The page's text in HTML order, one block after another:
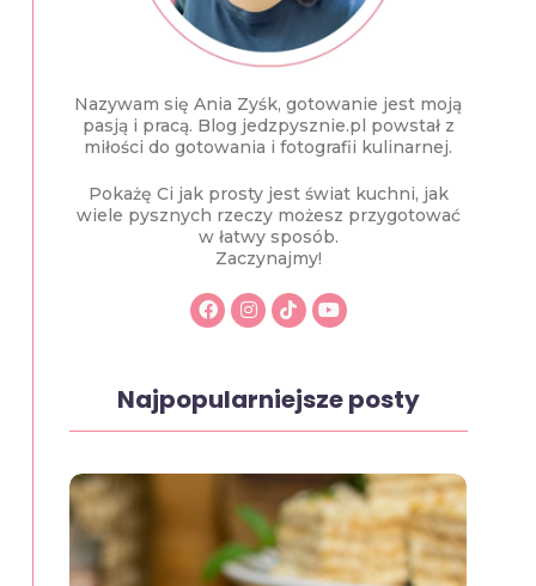
Nazywam się Ania Zyśk, gotowanie jest moją
pasją i pracą. Blog jedzpysznie.pl powstał z
miłości do gotowania i fotografii kulinarnej.
Pokażę Ci jak prosty jest świat kuchni, jak
wiele pysznych rzeczy możesz przygotować
w łatwy sposób.
Zaczynajmy!
Najpopularniejsze posty